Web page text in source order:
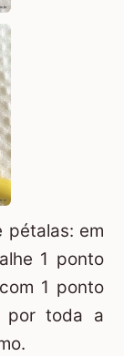
pétalas: em
1 ponto
1 ponto
por toda a